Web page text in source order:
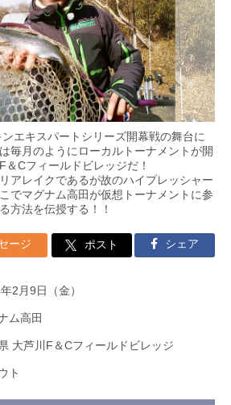
エキスパートシリーズ開幕戦の舞台に
毎月のようにローカルトーナメントが開
Cフィールドビレッジだ！
アレイクであるが故のハイプレッシャー
でマグナム高田が仮想トーナメントに参
方法を伝授する！！
ージ ポスト シェア
2月9日（金）
ム高田
大芦川F＆Cフィールドビレッジ
ト